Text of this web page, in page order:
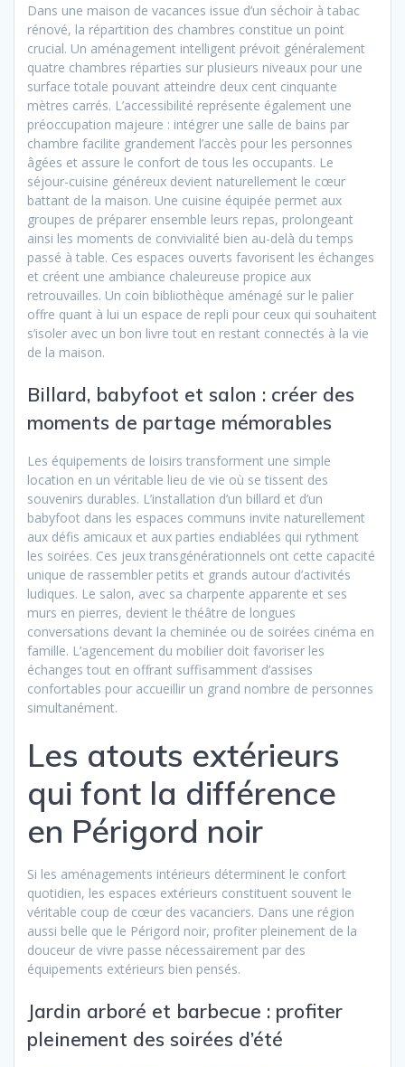
Dans une maison de vacances issue d’un séchoir à tabac
rénové, la répartition des chambres constitue un point
crucial. Un aménagement intelligent prévoit généralement
quatre chambres réparties sur plusieurs niveaux pour une
surface totale pouvant atteindre deux cent cinquante
mètres carrés. L’accessibilité représente également une
préoccupation majeure : intégrer une salle de bains par
chambre facilite grandement l’accès pour les personnes
âgées et assure le confort de tous les occupants. Le
séjour-cuisine généreux devient naturellement le cœur
battant de la maison. Une cuisine équipée permet aux
groupes de préparer ensemble leurs repas, prolongeant
ainsi les moments de convivialité bien au-delà du temps
passé à table. Ces espaces ouverts favorisent les échanges
et créent une ambiance chaleureuse propice aux
retrouvailles. Un coin bibliothèque aménagé sur le palier
offre quant à lui un espace de repli pour ceux qui souhaitent
s’isoler avec un bon livre tout en restant connectés à la vie
de la maison.
Billard, babyfoot et salon : créer des
moments de partage mémorables
Les équipements de loisirs transforment une simple
location en un véritable lieu de vie où se tissent des
souvenirs durables. L’installation d’un billard et d’un
babyfoot dans les espaces communs invite naturellement
aux défis amicaux et aux parties endiablées qui rythment
les soirées. Ces jeux transgénérationnels ont cette capacité
unique de rassembler petits et grands autour d’activités
ludiques. Le salon, avec sa charpente apparente et ses
murs en pierres, devient le théâtre de longues
conversations devant la cheminée ou de soirées cinéma en
famille. L’agencement du mobilier doit favoriser les
échanges tout en offrant suffisamment d’assises
confortables pour accueillir un grand nombre de personnes
simultanément.
Les atouts extérieurs
qui font la différence
en Périgord noir
Si les aménagements intérieurs déterminent le confort
quotidien, les espaces extérieurs constituent souvent le
véritable coup de cœur des vacanciers. Dans une région
aussi belle que le Périgord noir, profiter pleinement de la
douceur de vivre passe nécessairement par des
équipements extérieurs bien pensés.
Jardin arboré et barbecue : profiter
pleinement des soirées d’été